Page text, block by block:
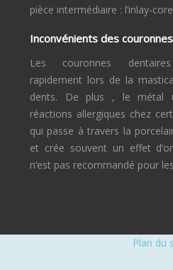
pièce intermédiaire : l’inlay-
Inconvénients des
Les couronnes
rapidement lors de la
dents. De plus , le métal
réactions allergiques chez
qui passe à travers la
et crée souvent un effet
n’est pas recommandé pour
Plan du